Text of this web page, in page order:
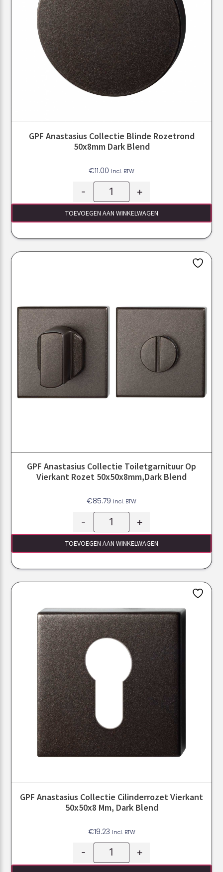
GPF Anastasius Collectie Blinde Rozetrond
50x8mm Dark Blend
€11.00 Incl. BTW
- +
TOEVOEGEN AAN WINKELWAGEN
GPF Anastasius Collectie Toiletgarnituur Op
Vierkant Rozet 50x50x8mm,Dark Blend
€85.79 Incl. BTW
- +
TOEVOEGEN AAN WINKELWAGEN
GPF Anastasius Collectie Cilinderrozet Vierkant
50x50x8 Mm, Dark Blend
€19.23 Incl. BTW
- +